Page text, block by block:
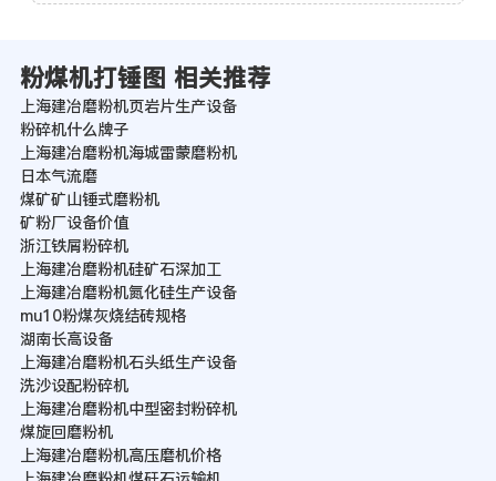
粉煤机打锤图 相关推荐
上海建冶磨粉机页岩片生产设备
粉碎机什么牌子
上海建冶磨粉机海城雷蒙磨粉机
日本气流磨
煤矿矿山锤式磨粉机
矿粉厂设备价值
浙江铁屑粉碎机
上海建冶磨粉机硅矿石深加工
上海建冶磨粉机氮化硅生产设备
mu10粉煤灰烧结砖规格
湖南长高设备
上海建冶磨粉机石头纸生产设备
洗沙设配粉碎机
上海建冶磨粉机中型密封粉碎机
煤旋回磨粉机
上海建冶磨粉机高压磨机价格